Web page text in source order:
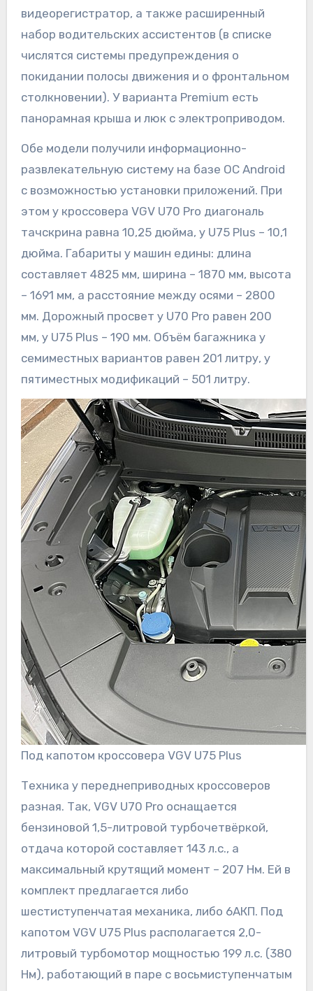
видеорегистратор, а также расширенный
набор водительских ассистентов (в списке
числятся системы предупреждения о
покидании полосы движения и о фронтальном
столкновении). У варианта Premium есть
панорамная крыша и люк с электроприводом.
Обе модели получили информационно-
развлекательную систему на базе ОС Android
с возможностью установки приложений. При
этом у кроссовера VGV U70 Pro диагональ
тачскрина равна 10,25 дюйма, у U75 Plus – 10,1
дюйма. Габариты у машин едины: длина
составляет 4825 мм, ширина – 1870 мм, высота
– 1691 мм, а расстояние между осями – 2800
мм. Дорожный просвет у U70 Pro равен 200
мм, у U75 Plus – 190 мм. Объём багажника у
семиместных вариантов равен 201 литру, у
пятиместных модификаций – 501 литру.
Под капотом кроссовера VGV U75 Plus
Техника у переднеприводных кроссоверов
разная. Так, VGV U70 Pro оснащается
бензиновой 1,5-литровой турбочетвёркой,
отдача которой составляет 143 л.с., а
максимальный крутящий момент – 207 Нм. Ей в
комплект предлагается либо
шестиступенчатая механика, либо 6АКП. Под
капотом VGV U75 Plus располагается 2,0-
литровый турбомотор мощностью 199 л.с. (380
Нм), работающий в паре с восьмиступенчатым